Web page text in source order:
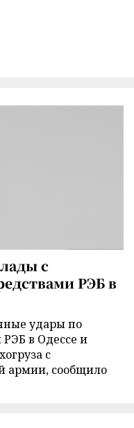
с
РЭБ в
удары по
РЭБ в Одессе и
с
армии, сообщило